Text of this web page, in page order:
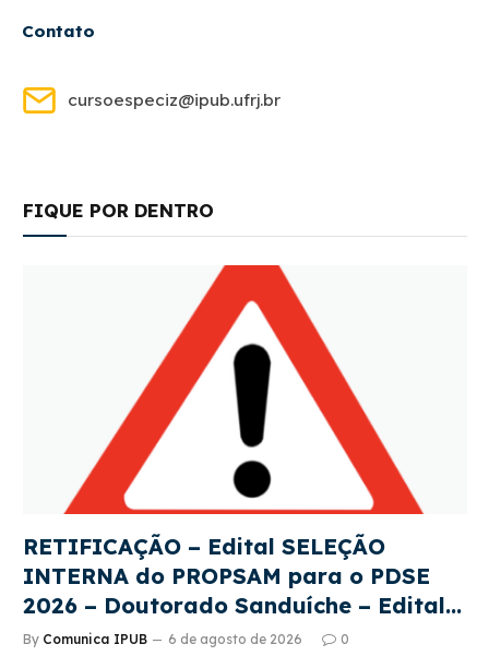
Contato
cursoespeciz@ipub.ufrj.br
FIQUE POR DENTRO
RETIFICAÇÃO – Edital SELEÇÃO
INTERNA do PROPSAM para o PDSE
2026 – Doutorado Sanduíche – Edital
CAPES 22/2026
By Comunica IPUB 6 de agosto de 2026 0